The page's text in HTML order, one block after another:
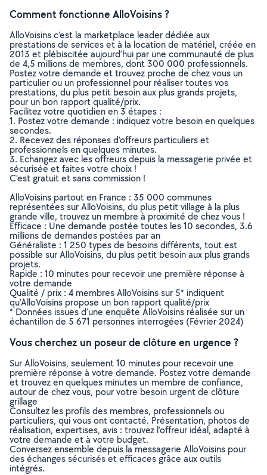
Comment fonctionne AlloVoisins ?
AlloVoisins c’est la marketplace leader dédiée aux
prestations de services et à la location de matériel, créée en
2013 et plébiscitée aujourd’hui par une communauté de plus
de 4,5 millions de membres, dont 300 000 professionnels.
Postez votre demande et trouvez proche de chez vous un
particulier ou un professionnel pour réaliser toutes vos
prestations, du plus petit besoin aux plus grands projets,
pour un bon rapport qualité/prix.
Facilitez votre quotidien en 3 étapes :
1. Postez votre demande : indiquez votre besoin en quelques
secondes.
2. Recevez des réponses d’offreurs particuliers et
professionnels en quelques minutes.
3. Echangez avec les offreurs depuis la messagerie privée et
sécurisée et faites votre choix !
C’est gratuit et sans commission !
AlloVoisins partout en France : 35 000 communes
représentées sur AlloVoisins, du plus petit village à la plus
grande ville, trouvez un membre à proximité de chez vous !
Efficace : Une demande postée toutes les 10 secondes, 3.6
millions de demandes postées par an
Généraliste : 1 250 types de besoins différents, tout est
possible sur AlloVoisins, du plus petit besoin aux plus grands
projets.
Rapide : 10 minutes pour recevoir une première réponse à
votre demande
Qualité / prix : 4 membres AlloVoisins sur 5* indiquent
qu’AlloVoisins propose un bon rapport qualité/prix
* Données issues d’une enquête AlloVoisins réalisée sur un
échantillon de 5 671 personnes interrogées (Février 2024)
Vous cherchez un poseur de clôture en urgence ?
Sur AlloVoisins, seulement 10 minutes pour recevoir une
première réponse à votre demande. Postez votre demande
et trouvez en quelques minutes un membre de confiance,
autour de chez vous, pour votre besoin urgent de clôture
grillage
Consultez les profils des membres, professionnels ou
particuliers, qui vous ont contacté. Présentation, photos de
réalisation, expertises, avis : trouvez l'offreur idéal, adapté à
votre demande et à votre budget.
Conversez ensemble depuis la messagerie AlloVoisins pour
des échanges sécurisés et efficaces grâce aux outils
intégrés.